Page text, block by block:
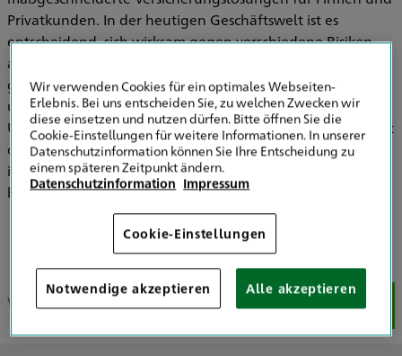
Privatkunden. In der heutigen Geschäftswelt ist es
entscheidend, sich wirksam gegen verschiedene Risiken
abzusichern und gleichzeitig finanzielle Stabilität zu
gewährleisten. Für Unternehmen, Architekten, Ingenieure
und Privatpersonen im Kreis Minden-Lübbecke und
Umgebung sind wir nun die kompetente Anlaufstelle. Seit
dem 1. November 2023 bieten wir unseren Kunden
individuelle Versicherungs- und Finanzlösungen und
beraten Sie umfassend.
Wir über uns Unser Team Unsere Schwerpunkte
Wir verwenden Cookies für ein optimales Webseiten-
Erlebnis. Bei uns entscheiden Sie, zu welchen Zwecken wir
diese einsetzen und nutzen dürfen. Bitte öffnen Sie die
Cookie-Einstellungen für weitere Informationen. In unserer
Datenschutzinformation können Sie Ihre Entscheidung zu
einem späteren Zeitpunkt ändern.
Datenschutzinformation Impressum
Cookie-Einstellungen
Notwendige akzeptieren Alle akzeptieren